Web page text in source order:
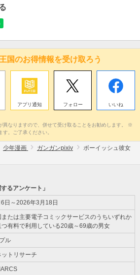
国のお得情報を受け取ろう
アプリ通知 フォロー いいね
異なりますので、併せて受け取ることをお勧めします。 ※
。ご了承ください。
少年漫画 ガンガンpixiv
ボーイッシュ彼女
るアンケート」
日～2026年3月18日
または主要電子コミックサービスのうちいずれか
つ有料で利用している20歳～69歳の男女
ル
トリサーチ